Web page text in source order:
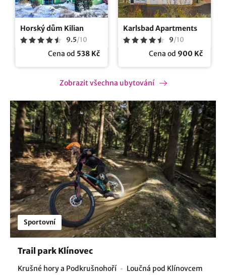
Horský dům Kilian
9.5/10
Cena od 538 Kč
Karlsbad Apartments
9/10
Cena od 900 Kč
Zobrazit všechna ubytování
Sportovní
Trail park Klínovec
Krušné hory a Podkrušnohoří Loučná pod Klínovcem